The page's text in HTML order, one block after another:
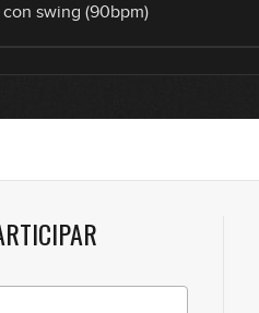
swing (90bpm)